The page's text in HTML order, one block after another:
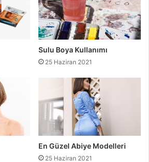
Sulu Boya Kullanımı
25 Haziran 2021
En Güzel Abiye Modelleri
25 Haziran 2021